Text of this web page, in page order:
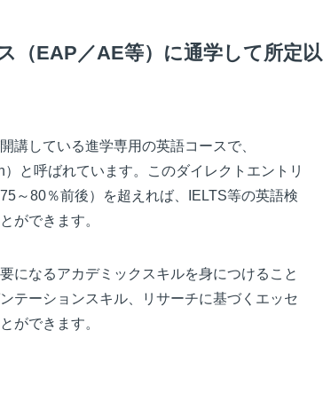
（EAP／AE等）に通学して所定以
講している進学専用の英語コースで、
と呼ばれています。このダイレクトエントリ
～80％前後）を超えれば、IELTS等の英語検
ができます。
になるアカデミックスキルを身につけること
テーションスキル、リサーチに基づくエッセ
ができます。